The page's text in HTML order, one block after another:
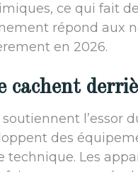
ce qui fait
répond aux
en 2026.
cachent
l’essor
des
technique. Les